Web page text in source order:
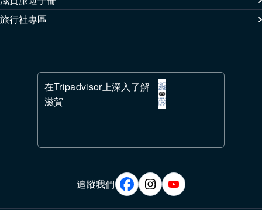
旅行社專區
在Tripadvisor上深入了解
滋賀
追蹤我們